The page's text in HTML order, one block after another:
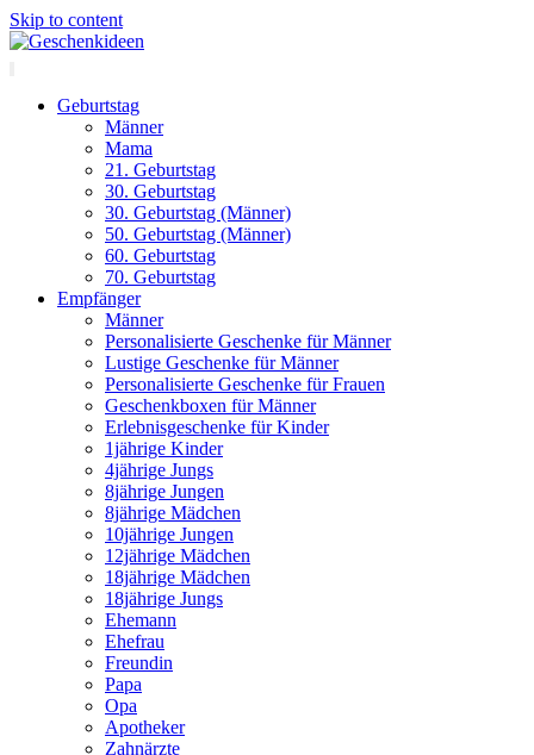
Skip to content
Geburtstag
Männer
Mama
21. Geburtstag
30. Geburtstag
30. Geburtstag (Männer)
50. Geburtstag (Männer)
60. Geburtstag
70. Geburtstag
Empfänger
Männer
Personalisierte Geschenke für Männer
Lustige Geschenke für Männer
Personalisierte Geschenke für Frauen
Geschenkboxen für Männer
Erlebnisgeschenke für Kinder
1jährige Kinder
4jährige Jungs
8jährige Jungen
8jährige Mädchen
10jährige Jungen
12jährige Mädchen
18jährige Mädchen
18jährige Jungs
Ehemann
Ehefrau
Freundin
Papa
Opa
Apotheker
Zahnärzte